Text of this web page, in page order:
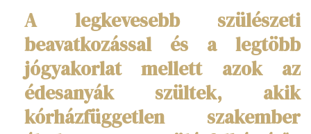
A legkevesebb szülészeti
beavatkozással és a legtöbb
jógyakorlat mellett azok az
édesanyák szültek, akik
kórházfüggetlen szakember